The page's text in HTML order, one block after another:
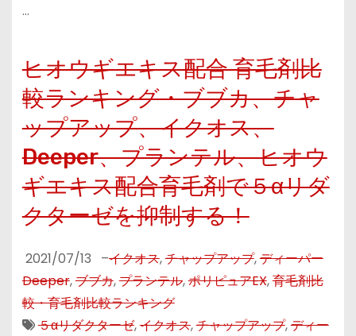
…
ヒオウギエキス配合 育毛剤比
較ランキング・ブブカ、チャ
ップアップ、イクオス、
Deeper、プランテル、ヒオウ
ギエキス配合育毛剤で５αリダ
クターゼを抑制する！
2021/07/13 –イクオス,チャップアップ,ディーパー
Deeper,ブブカ,プランテル,ポリピュアEX,育毛剤比
較・育毛剤比較ランキング
５αリダクターゼ,イクオス,チャップアップ,ディー